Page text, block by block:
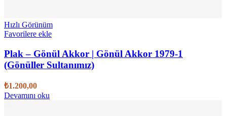
Hızlı Görünüm
Favorilere ekle
Plak – Gönül Akkor | Gönül Akkor 1979-1
(Gönüller Sultanımız)
₺1.200,00
Devamını oku